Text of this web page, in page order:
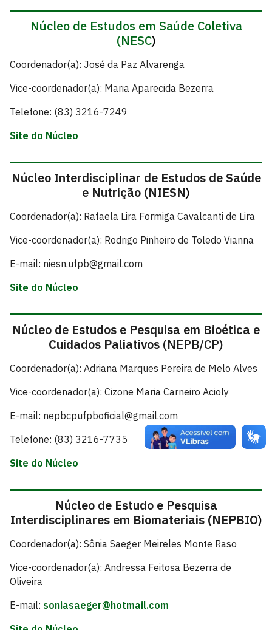
Núcleo de Estudos em Saúde Coletiva
(NESC)
Coordenador(a): José da Paz Alvarenga
Vice-coordenador(a): Maria Aparecida Bezerra
Telefone: (83) 3216-7249
Site do Núcleo
Núcleo Interdisciplinar de Estudos de Saúde
e Nutrição (NIESN)
Coordenador(a): Rafaela Lira Formiga Cavalcanti de Lira
Vice-coordenador(a): Rodrigo Pinheiro de Toledo Vianna
E-mail: niesn.ufpb@gmail.com
Site do Núcleo
Núcleo de Estudos e Pesquisa em Bioética e
Cuidados Paliativos (NEPB/CP)
Coordenador(a): Adriana Marques Pereira de Melo Alves
Vice-coordenador(a): Cizone Maria Carneiro Acioly
E-mail: nepbcpufpboficial@gmail.com
Telefone: (83) 3216-7735
Site do Núcleo
Núcleo de Estudo e Pesquisa
Interdisciplinares em Biomateriais (NEPBIO)
Coordenador(a): Sônia Saeger Meireles Monte Raso
Vice-coordenador(a): Andressa Feitosa Bezerra de
Oliveira
E-mail: soniasaeger@hotmail.com